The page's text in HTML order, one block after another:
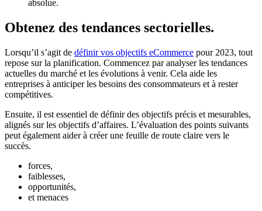
absolue.
Obtenez des tendances sectorielles.
Lorsqu’il s’agit de définir vos objectifs eCommerce pour 2023, tout
repose sur la planification. Commencez par analyser les tendances
actuelles du marché et les évolutions à venir. Cela aide les
entreprises à anticiper les besoins des consommateurs et à rester
compétitives.
Ensuite, il est essentiel de définir des objectifs précis et mesurables,
alignés sur les objectifs d’affaires. L’évaluation des points suivants
peut également aider à créer une feuille de route claire vers le
succès.
forces,
faiblesses,
opportunités,
et menaces